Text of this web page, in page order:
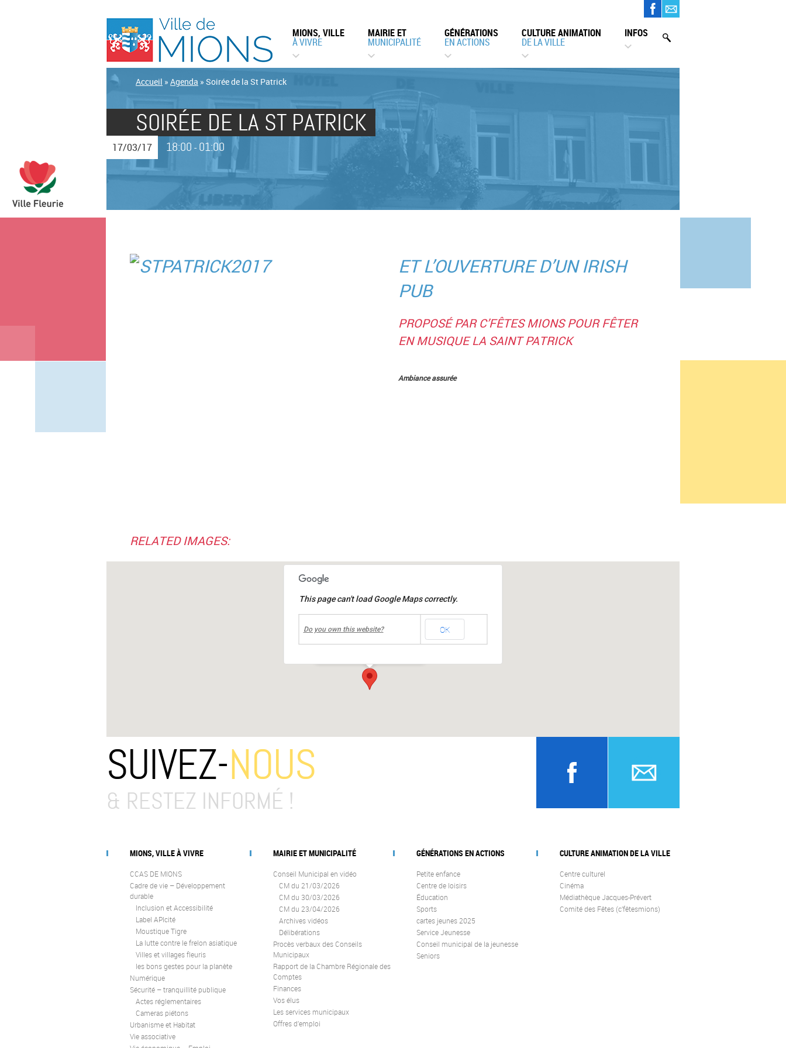
MIONS, VILLE
À VIVRE
MAIRIE ET
MUNICIPALITÉ
GÉNÉRATIONS
EN ACTIONS
CULTURE ANIMATION
DE LA VILLE
INFOS
Accueil » Agenda » Soirée de la St Patrick
SOIRÉE DE LA ST PATRICK
17/03/17 18:00 - 01:00
ET L’OUVERTURE D’UN IRISH
PUB
PROPOSÉ PAR C’FÊTES MIONS POUR FÊTER
EN MUSIQUE LA SAINT PATRICK
Ambiance assurée
RELATED IMAGES:
Mairie de MIONS
MIONS
This page can't load Google Maps correctly.
Do you own this website? OK
SUIVEZ-NOUS
& RESTEZ INFORMÉ !
MIONS, VILLE À VIVRE
CCAS DE MIONS
Cadre de vie – Développement
durable
Inclusion et Accessibilité
Label APIcité
Moustique Tigre
La lutte contre le frelon asiatique
Villes et villages fleuris
les bons gestes pour la planète
Numérique
Sécurité – tranquillité publique
Actes réglementaires
Cameras piétons
Urbanisme et Habitat
Vie associative
MAIRIE ET MUNICIPALITÉ
Conseil Municipal en vidéo
CM du 21/03/2026
CM du 30/03/2026
CM du 23/04/2026
Archives vidéos
Délibérations
Procès verbaux des Conseils
Municipaux
Rapport de la Chambre Régionale des
Comptes
Finances
Vos élus
Les services municipaux
Offres d’emploi
GÉNÉRATIONS EN ACTIONS
Petite enfance
Centre de loisirs
Éducation
Sports
cartes jeunes 2025
Service Jeunesse
Conseil municipal de la jeunesse
Seniors
CULTURE ANIMATION DE LA VILLE
Centre culturel
Cinéma
Médiathèque Jacques-Prévert
Comité des Fêtes (c’fêtesmions)